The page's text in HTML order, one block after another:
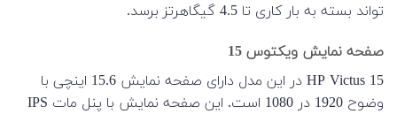
تواند بسته به بار کاری تا 4.5 گیگاهرتز برسد.
صفحه نمایش ویکتوس 15
HP Victus 15 در این مدل دارای صفحه نمایش 15.6 اینچی با
وضوح 1920 در 1080 است. این صفحه نمایش با پنل مات IPS